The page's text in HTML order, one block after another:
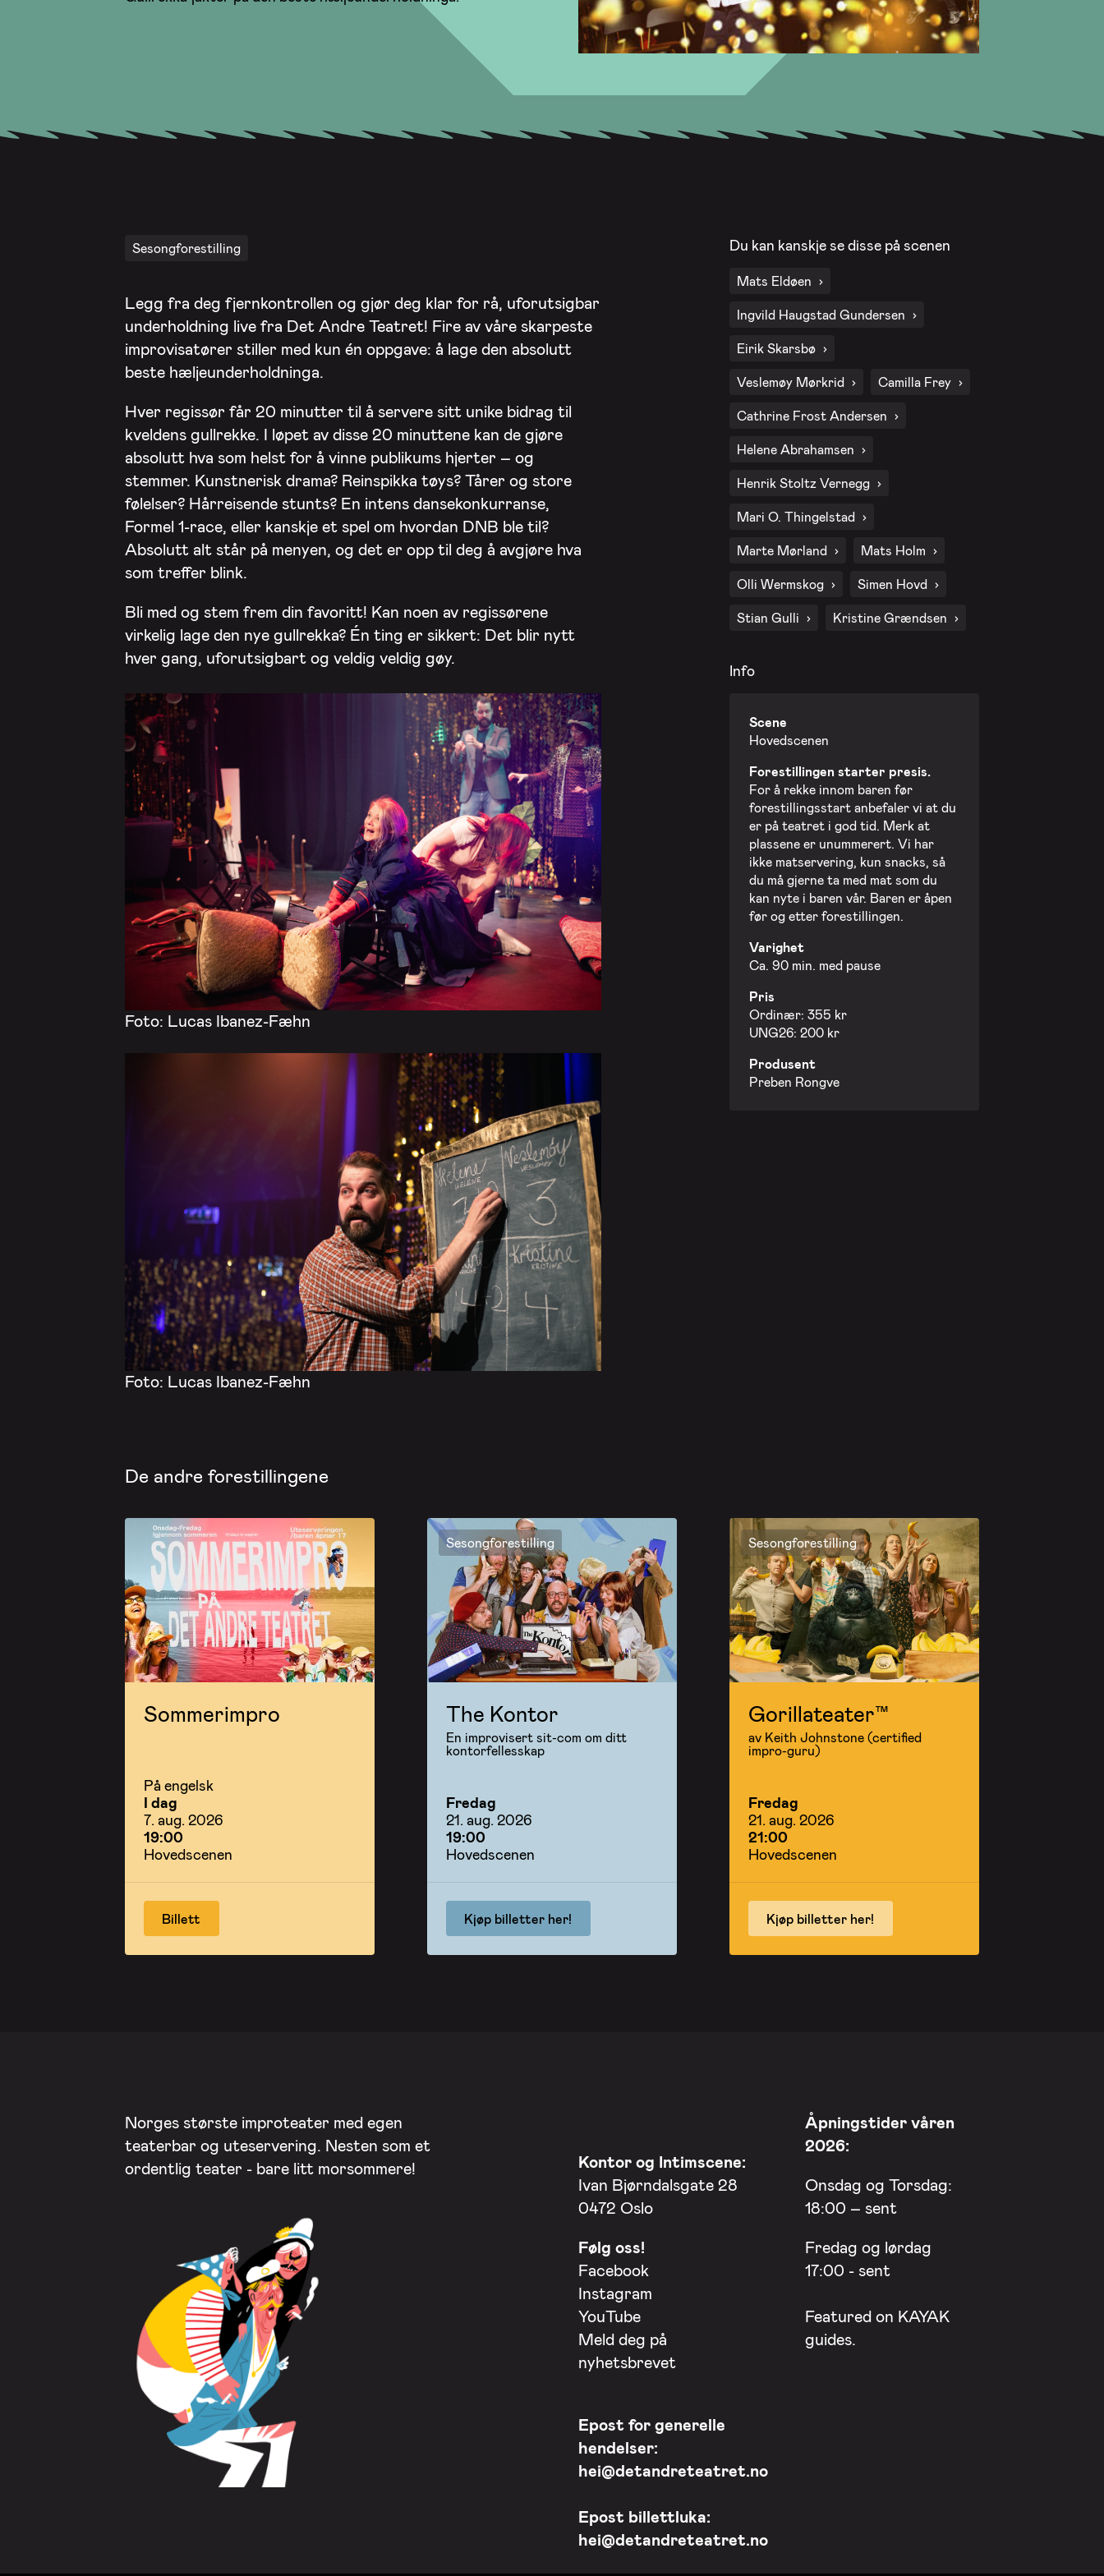
Sesongforestilling
Legg fra deg fjernkontrollen og gjør deg klar for rå, uforutsigbar
underholdning live fra Det Andre Teatret! Fire av våre skarpeste
improvisatører stiller med kun én oppgave: å lage den absolutt
beste hæljeunderholdninga.
Hver regissør får 20 minutter til å servere sitt unike bidrag til
kveldens gullrekke. I løpet av disse 20 minuttene kan de gjøre
absolutt hva som helst for å vinne publikums hjerter – og
stemmer. Kunstnerisk drama? Reinspikka tøys? Tårer og store
følelser? Hårreisende stunts? En intens dansekonkurranse,
Formel 1-race, eller kanskje et spel om hvordan DNB ble til?
Absolutt alt står på menyen, og det er opp til deg å avgjøre hva
som treffer blink.
Bli med og stem frem din favoritt! Kan noen av regissørene
virkelig lage den nye gullrekka? Én ting er sikkert: Det blir nytt
hver gang, uforutsigbart og veldig veldig gøy.
Foto: Lucas Ibanez-Fæhn
Foto: Lucas Ibanez-Fæhn
Du kan kanskje se disse på scenen
Mats Eldøen
Ingvild Haugstad Gundersen
Eirik Skarsbø
Veslemøy Mørkrid Camilla Frey
Cathrine Frost Andersen
Helene Abrahamsen
Henrik Stoltz Vernegg
Mari O. Thingelstad
Marte Mørland Mats Holm
Olli Wermskog Simen Hovd
Stian Gulli Kristine Grændsen
Info
Scene
Hovedscenen
Forestillingen starter presis.
For å rekke innom baren før
forestillingsstart anbefaler vi at du
er på teatret i god tid. Merk at
plassene er unummerert. Vi har
ikke matservering, kun snacks, så
du må gjerne ta med mat som du
kan nyte i baren vår. Baren er åpen
før og etter forestillingen.
Varighet
Ca. 90 min. med pause
Pris
Ordinær: 355 kr
UNG26: 200 kr
Produsent
Preben Rongve
De andre forestillingene
Sommerimpro
På engelsk
I dag
7. aug. 2026
19:00
Hovedscenen
Billett
Sesongforestilling
The Kontor
En improvisert sit-com om ditt
kontorfellesskap
Fredag
21. aug. 2026
19:00
Hovedscenen
Kjøp billetter her!
Sesongforestilling
Gorillateater™
av Keith Johnstone (certified
impro-guru)
Fredag
21. aug. 2026
21:00
Hovedscenen
Kjøp billetter her!
Norges største improteater med egen
teaterbar og uteservering. Nesten som et
ordentlig teater - bare litt morsommere!
Kontor og Intimscene:
Ivan Bjørndalsgate 28
0472 Oslo
Følg oss!
Facebook
Instagram
YouTube
Meld deg på
nyhetsbrevet
Epost for generelle
hendelser:
hei@detandreteatret.no
Epost billettluka:
hei@detandreteatret.no
Åpningstider våren
2026:
Onsdag og Torsdag:
18:00 – sent
Fredag og lørdag
17:00 - sent
Featured on KAYAK
guides.